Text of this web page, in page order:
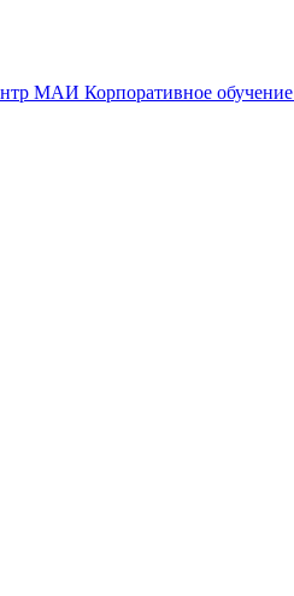
МАИ Корпоративное обучение